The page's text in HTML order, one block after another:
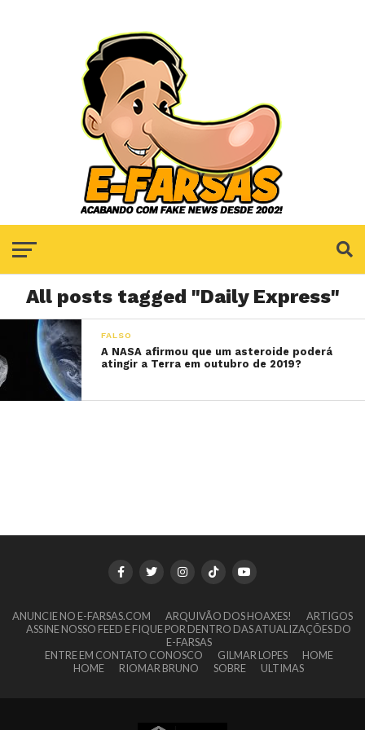
All posts tagged "Daily Express"
FALSO
A NASA afirmou que um asteroide poderá
atingir a Terra em outubro de 2019?
ANUNCIE NO E-FARSAS.COM ARQUIVÃO DOS HOAXES!
ARTIGOS
ASSINE NOSSO FEED E FIQUE POR DENTRO DAS ATUALIZAÇÕES DO
E-FARSAS
ENTRE EM CONTATO CONOSCO
GILMAR LOPES
HOME
HOME
RIOMAR BRUNO SOBRE ULTIMAS